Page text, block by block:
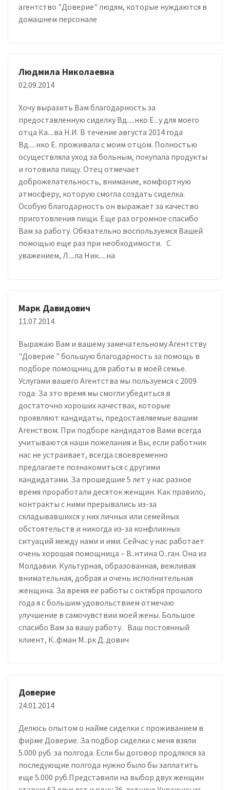
агентство "Доверие" людям, которые нуждаются в
домашнем персонале
Людмила Николаевна
02.09.2014
Хочу выразить Вам благодарность за
предоставленную сиделку Вд.....нко Е...у для моего
отца Ка....ва Н.И. В течение августа 2014 года
Вд.....нко Е. проживала с моим отцом. Полностью
осуществляла уход за больным, покупала продукты
и готовила пищу. Отец отмечает
доброжелательность, внимание, комфортную
атмосферу, которую смогла создать сиделка.
Особую благодарность он выражает за качество
приготовления пищи. Еще раз огромное спасибо
Вам за работу. Обязательно воспользуемся Вашей
помощью еще раз при необходимости. С
уважением, Л....ла Ник.....на
Марк Давидович
11.07.2014
Выражаю Вам и вашему замечательному Агентству
"Доверие " большую благодарность за помощь в
подборе помощниц для работы в моей семье.
Услугами вашего Агентства мы пользуемся с 2009
года. За это время мы смогли убедиться в
достаточно хороших качествах, которые
проявляют кандидаты, предоставляемые вашим
Агенством. При подборе кандидатов Вами всегда
учитываются наши пожелания и Вы, если работник
нас не устраивает, всегда своевременно
предлагаете познакомиться с другими
кандидатами. За прошедшие 5 лет у нас разное
время проработали десяток женщин. Как правило,
контракты с ними прерывались из-за
складывавшихся у них личных или семейных
обстоятельств и никогда из-за конфликных
ситуаций между нами и ими. Сейчас у нас работает
очень хорошая помощница – В..нтина О..ган. Она из
Молдавии. Культурная, образованная, вежливая
внимательная, добрая и очень исполнительная
женщина. За время ее работы с октября прошлого
года я с большим удовольствием отмечаю
улучшение в самочувствии моей жены. Большое
спасибо Вам за вашу работу. Ваш постоянный
клиент, К..фман М..рк Д..дович
Доверие
24.01.2014
Делюсь опытом о найме сиделки с проживанием в
фирме Доверие. За подбор сиделки с меня взяли
5.000 руб. за полгода. Если бы договор продлялся за
последующие полгода нужно было бы заплатить
еще 5.000 руб.Представили на выбор двух женщин